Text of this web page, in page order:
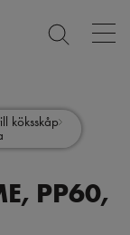
köksskåp
PP60,